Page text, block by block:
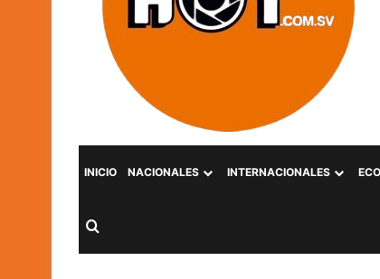
INICIO NACIONALES INTERNACIONALES
Buscar por